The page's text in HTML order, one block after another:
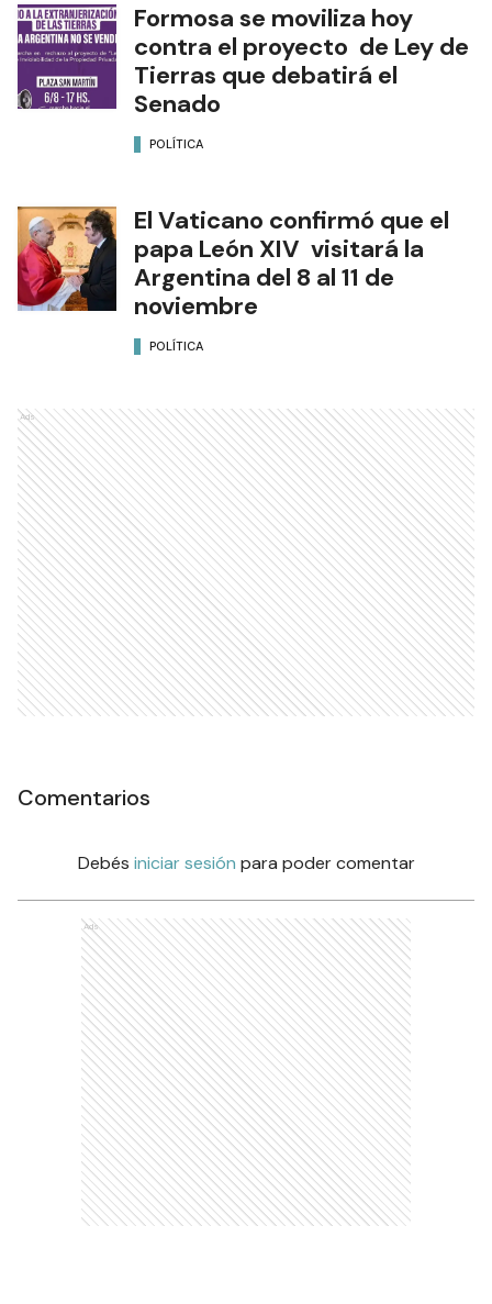
Formosa se moviliza hoy
contra el proyecto de Ley de
Tierras que debatirá el
Senado
POLÍTICA
El Vaticano confirmó que el
papa León XIV visitará la
Argentina del 8 al 11 de
noviembre
POLÍTICA
Ads
Comentarios
Debés iniciar sesión para poder comentar
Ads